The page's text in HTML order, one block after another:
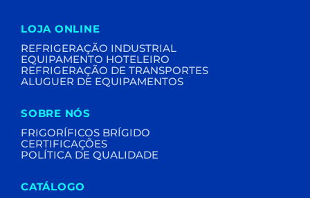
LOJA ONLINE
REFRIGERAÇÃO INDUSTRIAL
EQUIPAMENTO HOTELEIRO
REFRIGERAÇÃO DE TRANSPORTES
ALUGUER DE EQUIPAMENTOS
SOBRE NÓS
FRIGORÍFICOS BRÍGIDO
CERTIFICAÇÕES
POLÍTICA DE QUALIDADE
CATÁLOGO